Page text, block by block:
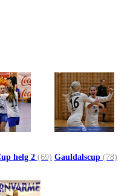
helg 2 (69) Gauldalscup (78)